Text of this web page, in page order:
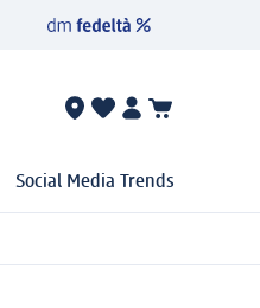
Social Media Trends